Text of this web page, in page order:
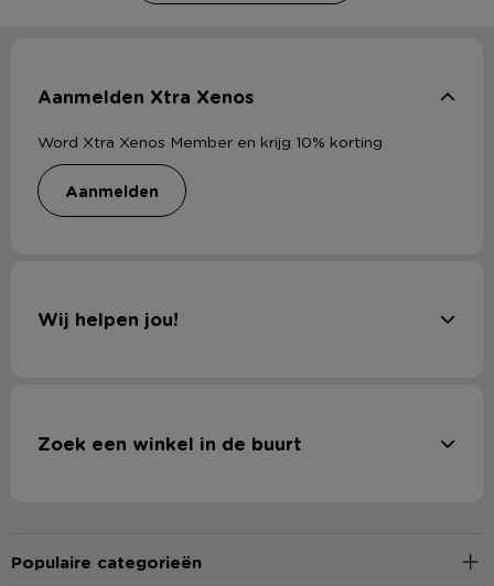
Aanmelden Xtra Xenos
Word Xtra Xenos Member en krijg 10% korting
aanmelden
Wij helpen jou!
Zoek een winkel in de buurt
Populaire categorieën